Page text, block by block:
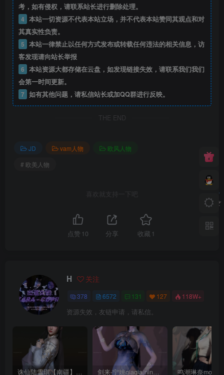
考，如有侵权，请联系站长进行删除处理。
4 本站一切资源不代表本站立场，并不代表本站赞同其观点和对
其真实性负责。
5 本站一律禁止以任何方式发布或转载任何违法的相关信息，访
客发现请向站长举报
6 本站资源大都存储在云盘，如发现链接失效，请联系我们我们
会第一时间更新。
7 如有其他问题，请私信站长或加QQ群进行反映。
THE END
JD vam人物
欧风人物
# 欧美人物
喜欢就支持一下吧
点赞 10 分享 收藏 1
H 关注
378 6572 131 127 118W+
资源失效，友链申请，请私信。
诛仙陆雪琪【南疆】CoveRig 剑来-宁姚qiaqia.ningyao-re.1